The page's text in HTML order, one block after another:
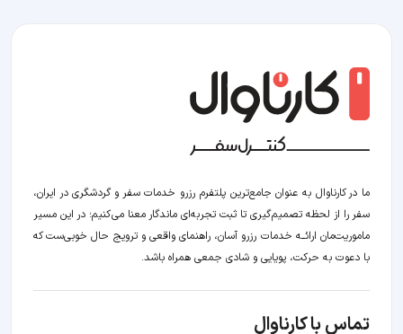
ما در کارناوال به عنوان جامع‌ترین پلتفرم رزرو خدمات سفر و گردشگری در ایران،
سفر را از لحظه‌ تصمیم‌گیری تا ثبت تجربه‌ای ماندگار معنا می‌کنیم؛ در این مسیر‍
ماموریت‌مان اراﺋــﻪ خدمات رزرو آسان، راهنمای واقعی و ترویج حال خوبی‌ست که
با دعوت به حرکت، پویایی و شادی جمعی همراه باشد.
تماس با کارناوال